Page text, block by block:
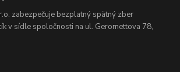
zabezpečuje bezplatný spätný zber
v sídle spoločnosti na ul. Geromettova 78,